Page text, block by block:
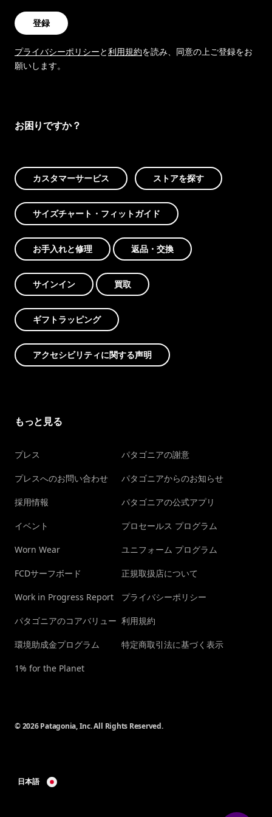
登録
プライバシーポリシーと利用規約を読み、同意の上ご登録をお
願いします。
お困りですか？
カスタマーサービス ストアを探す
サイズチャート・フィットガイド
お手入れと修理 返品・交換
サインイン 買取
ギフトラッピング
アクセシビリティに関する声明
もっと見る
プレス
プレスへのお問い合わせ
採用情報
イベント
Worn Wear
FCDサーフボード
Work in Progress Report
パタゴニアのコアバリュー
環境助成金プログラム
1% for the Planet
パタゴニアの謝意
パタゴニアからのお知らせ
パタゴニアの公式アプリ
プロセールス プログラム
ユニフォーム プログラム
正規取扱店について
プライバシーポリシー
利用規約
特定商取引法に基づく表示
© 2026 Patagonia, Inc. All Rights Reserved.
日本語